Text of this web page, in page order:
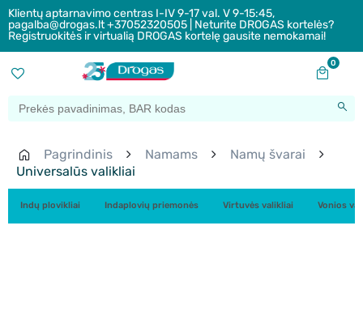
Klientų aptarnavimo centras I-IV 9-17 val. V 9-15:45,
pagalba@drogas.lt +37052320505 | Neturite DROGAS kortelės?
Registruokitės ir virtualią DROGAS kortelę gausite nemokamai!
0
Pagrindinis Namams
Namų švarai
Universalūs valikliai
Indų plovikliai Indaplovių priemonės Virtuvės valikliai Vonios